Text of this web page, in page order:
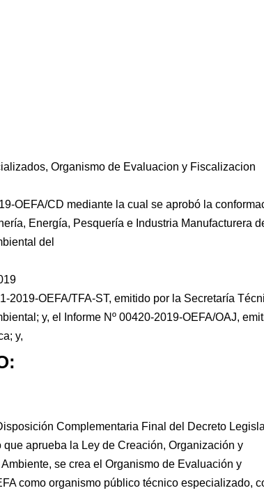
Organismo de Evaluacion y Fiscalizacion
OEFA/CD mediante la cual se aprobó la
Energía, Pesquería e Industria Manufacturera
del
2019-OEFA/TFA-ST, emitido por la Secretaría
y, el Informe Nº 00420-2019-OEFA/OAJ,
y,
Complementaria Final del Decreto
que aprueba la Ley de Creación, Organización y
se crea el Organismo de Evaluación y
como organismo público técnico especializado,